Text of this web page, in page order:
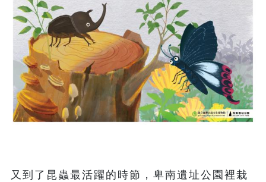
又到了昆蟲最活躍的時節，卑南遺址公園裡栽